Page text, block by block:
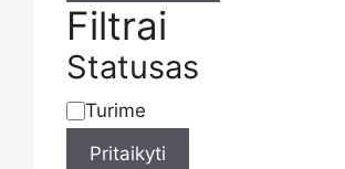
Filtrai
Statusas
Statusas
Turime
Pritaikyti